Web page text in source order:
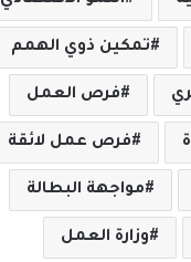
تمكين ذوي الهمم
فرص العمل
فرص عمل لائقة
مواجهة البطالة
وزارة العمل